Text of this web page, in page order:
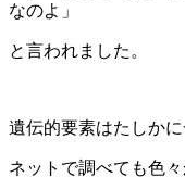
なのよ」
と言われました。
遺伝的要素はたしか
ネットで調べても色々